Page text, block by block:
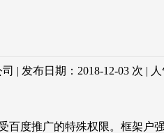
| 发布日期：2018-12-03 次 | 人
度推广的特殊权限。框架户